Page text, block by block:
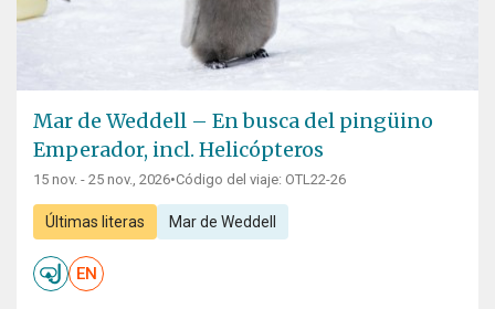
Mar de Weddell – En busca del pingüino
Emperador, incl. Helicópteros
15 nov. - 25 nov., 2026•Código del viaje: OTL22-26
Últimas literas Mar de Weddell
EN